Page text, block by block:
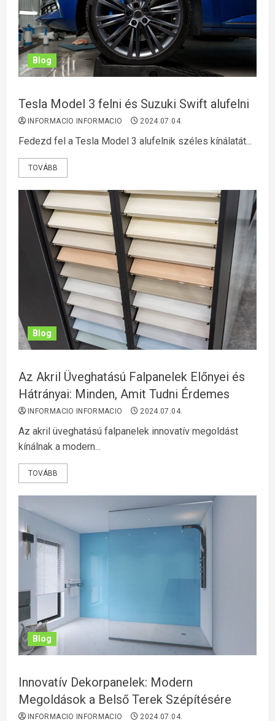
Blog
Tesla Model 3 felni és Suzuki Swift alufelni
INFORMACIO INFORMACIO 2024.07.04.
Fedezd fel a Tesla Model 3 alufelnik széles kínálatát...
TOVÁBB
Blog
Az Akril Üveghatású Falpanelek Előnyei és
Hátrányai: Minden, Amit Tudni Érdemes
INFORMACIO INFORMACIO 2024.07.04.
Az akril üveghatású falpanelek innovatív megoldást
kínálnak a modern...
TOVÁBB
Blog
Innovatív Dekorpanelek: Modern
Megoldások a Belső Terek Szépítésére
INFORMACIO INFORMACIO 2024.07.04.